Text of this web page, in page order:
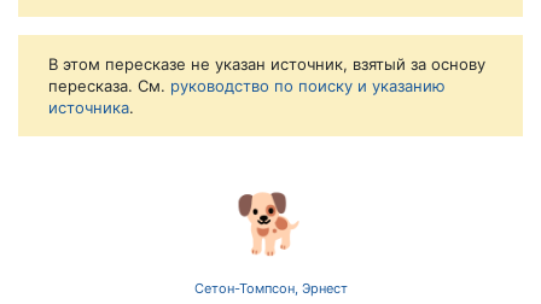
В этом пересказе не указан источник, взятый за основу
пересказа. См. руководство по поиску и указанию
источника.
🐕
Сетон-Томпсон, Эрнест